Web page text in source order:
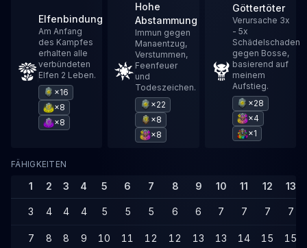
Elfenbindung
Am Anfang
des Kampfes
erhalten alle
verbündeten
Elfen 2 Leben.
×16
×8
×8
Hohe
Abstammung
Immun gegen
Manaentzug,
Verstummen,
Feenfeuer
und
Todeszeichen.
×22
×8
×8
Göttertöter
Verursache 3x
- 5x
Schädelschaden
gegen Bosse,
basierend auf
meinem
Aufstieg.
×28
×4
×1
FÄHIGKEITEN
1 2 3 4 5 6 7 8 9 10 11 12 13
3 4 4 4 5 5 5 6 6 7 7 7 7
7 8 8 9 10 11 12 12 13 13 14 15 15